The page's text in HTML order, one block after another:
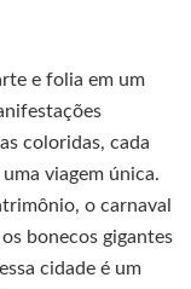
e folia em um
coloridas, cada
viagem única.
o carnaval
bonecos gigantes
cidade é um